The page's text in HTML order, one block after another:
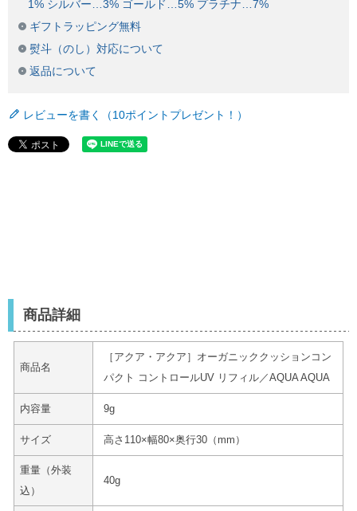
1% シルバー…3% ゴールド…5% プラチナ…7%
ギフトラッピング無料
熨斗（のし）対応について
返品について
レビューを書く（10ポイントプレゼント！）
商品詳細
商品名
［アクア・アクア］オーガニッククッションコン
パクト コントロールUV リフィル／AQUA AQUA
内容量 9g
サイズ 高さ110×幅80×奥行30（mm）
重量（外装
込）
40g